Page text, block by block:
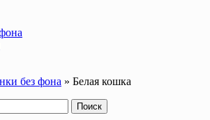
без фона » Белая кошка